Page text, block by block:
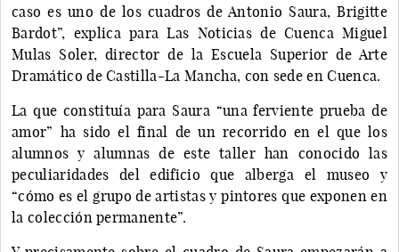
caso es uno de los cuadros de Antonio Saura, Brigitte
Bardot”, explica para Las Noticias de Cuenca Miguel
Mulas Soler, director de la Escuela Superior de Arte
Dramático de Castilla-La Mancha, con sede en Cuenca.
La que constituía para Saura “una ferviente prueba de
amor” ha sido el final de un recorrido en el que los
alumnos y alumnas de este taller han conocido las
peculiaridades del edificio que alberga el museo y
“cómo es el grupo de artistas y pintores que exponen en
la colección permanente”.